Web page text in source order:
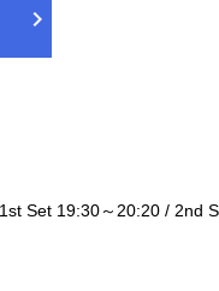
chevron_right
Set 19:30～20:20 / 2nd